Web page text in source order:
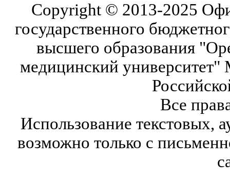
Copyright © 2013-2025
государственного
высшего образования
медицинский университет"
Все
Использование текстовых,
возможно только с